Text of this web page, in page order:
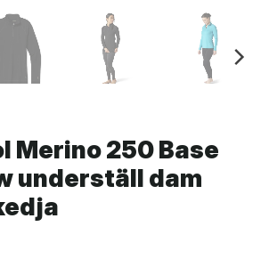
Merino 250 Base
underställ dam